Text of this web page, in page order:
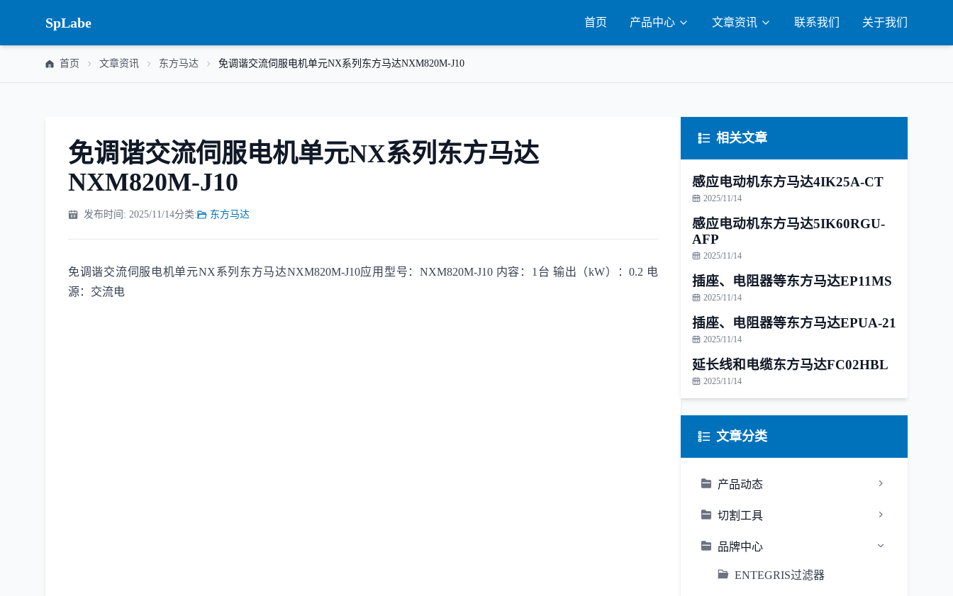
SpLabe 首页 产品中心 文章资讯 联系我们 关于我们
首页 文章资讯 东方马达 免调谐交流伺服电机单元NX系列东方马达NXM820M-J10
免调谐交流伺服电机单元NX系列东方马达
NXM820M-J10
发布时间: 2025/11/14分类: 东方马达
免调谐交流伺服电机单元NX系列东方马达NXM820M-J10应用型号：NXM820M-J10 内容：1台 输出（kW）：0.2 电
源：交流电
相关文章
感应电动机东方马达4IK25A-CT
2025/11/14
感应电动机东方马达5IK60RGU-
AFP
2025/11/14
插座、电阻器等东方马达EP11MS
2025/11/14
插座、电阻器等东方马达EPUA-21
2025/11/14
延长线和电缆东方马达FC02HBL
2025/11/14
文章分类
产品动态
切割工具
品牌中心
ENTEGRIS过滤器